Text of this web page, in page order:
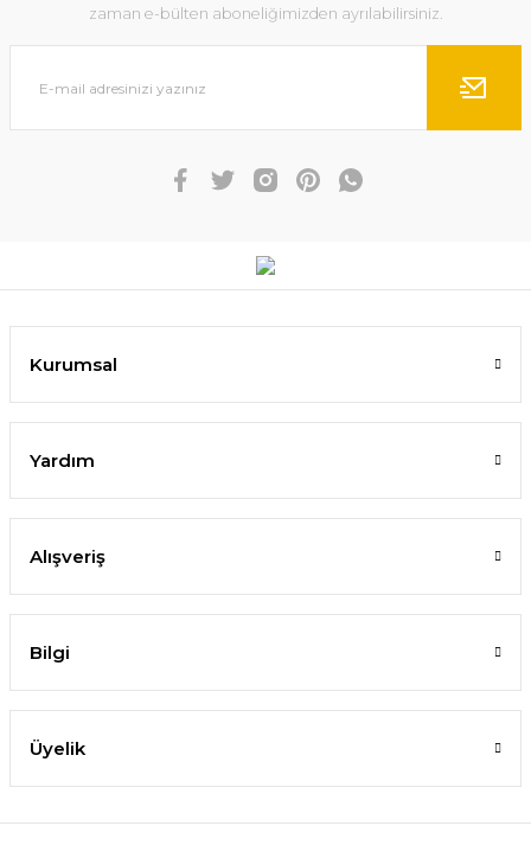
zaman e-bülten aboneliğimizden ayrılabilirsiniz.
Kurumsal
Yardım
Alışveriş
Bilgi
Üyelik